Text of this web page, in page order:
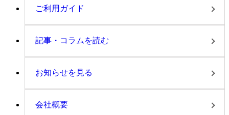
ご利用ガイド
記事・コラムを読む
お知らせを見る
会社概要